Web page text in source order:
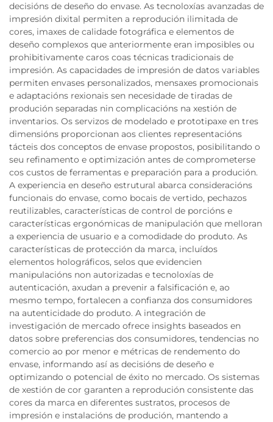
decisións de deseño do envase. As tecnoloxías avanzadas de
impresión dixital permiten a reprodución ilimitada de
cores, imaxes de calidade fotográfica e elementos de
deseño complexos que anteriormente eran imposibles ou
prohibitivamente caros coas técnicas tradicionais de
impresión. As capacidades de impresión de datos variables
permiten envases personalizados, mensaxes promocionais
e adaptacións rexionais sen necesidade de tiradas de
produción separadas nin complicacións na xestión de
inventarios. Os servizos de modelado e prototipaxe en tres
dimensións proporcionan aos clientes representacións
tácteis dos conceptos de envase propostos, posibilitando o
seu refinamento e optimización antes de comprometerse
cos custos de ferramentas e preparación para a produción.
A experiencia en deseño estrutural abarca consideracións
funcionais do envase, como bocais de vertido, pechazos
reutilizables, características de control de porcións e
características ergonómicas de manipulación que melloran
a experiencia de usuario e a comodidade do produto. As
características de protección da marca, incluídos
elementos holográficos, selos que evidencien
manipulacións non autorizadas e tecnoloxías de
autenticación, axudan a prevenir a falsificación e, ao
mesmo tempo, fortalecen a confianza dos consumidores
na autenticidade do produto. A integración de
investigación de mercado ofrece insights baseados en
datos sobre preferencias dos consumidores, tendencias no
comercio ao por menor e métricas de rendemento do
envase, informando así as decisións de deseño e
optimizando o potencial de éxito no mercado. Os sistemas
de xestión de cor garanten a reprodución consistente das
cores da marca en diferentes sustratos, procesos de
impresión e instalacións de produción, mantendo a